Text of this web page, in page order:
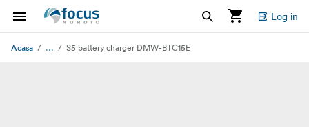
Log in
Acasa ... S5 battery charger DMW-BTC15E